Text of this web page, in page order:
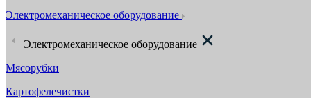
Электромеханическое оборудование
Электромеханическое оборудование
Мясорубки
Картофелечистки